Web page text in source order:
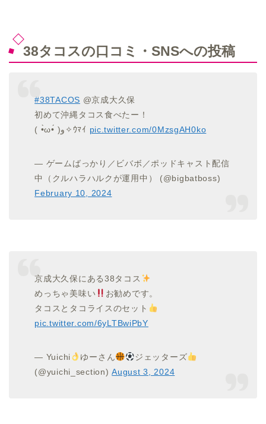
38タコスの口コミ・SNSへの投稿
#38TACOS @京成大久保
初めて沖縄タコス食べたー！
( •̀ω•́ )و✧ｳﾏｲ pic.twitter.com/0MzsgAH0ko
— ゲームばっかり／ビバボ／ポッドキャスト配信
中（クルハラハルクが運用中） (@bigbatboss)
February 10, 2024
京成大久保にある38タコス
めっちゃ美味い
お勧めです。
タコスとタコライスのセット
pic.twitter.com/6yLTBwiPbY
— Yuichi ゆーさん
ジェッターズ
(@yuichi_section)August 3, 2024